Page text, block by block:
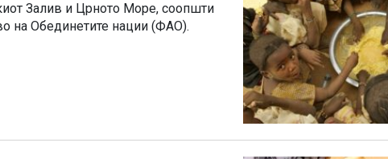
Залив и Црното Море, соопшти
на Обединетите нации (ФАО).